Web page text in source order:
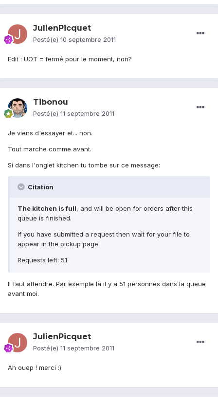
JulienPicquet
Posté(e) 10 septembre 2011
Edit : UOT = fermé pour le moment, non?
Tibonou
Posté(e) 11 septembre 2011
Je viens d'essayer et... non.
Tout marche comme avant.
Si dans l'onglet kitchen tu tombe sur ce message:
Citation
The kitchen is full, and will be open for orders after this
queue is finished.
If you have submitted a request then wait for your file to
appear in the pickup page
Requests left: 51
Il faut attendre. Par exemple là il y a 51 personnes dans la queue
avant moi.
JulienPicquet
Posté(e) 11 septembre 2011
Ah ouep ! merci :)